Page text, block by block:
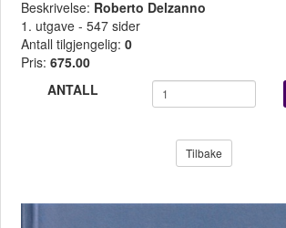
Beskrivelse: Roberto Delzanno
1. utgave - 547 sider
Antall tilgjengelig: 0
Pris: 675.00
ANTALL
Tilbake